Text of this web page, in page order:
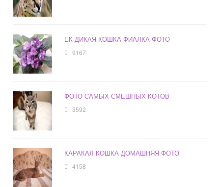
ЕК ДИКАЯ КОШКА ФИАЛКА ФОТО
9167
ФОТО САМЫХ СМЕШНЫХ КОТОВ
3592
КАРАКАЛ КОШКА ДОМАШНЯЯ ФОТО
4158